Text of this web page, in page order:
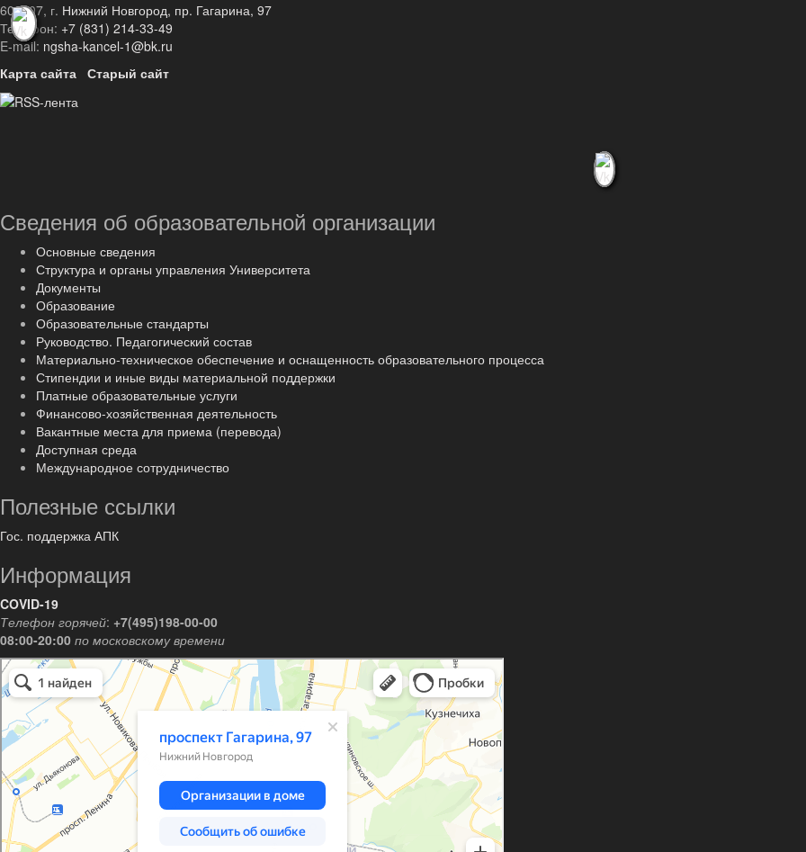
603107, г. Нижний Новгород, пр. Гагарина, 97
Телефон: +7 (831) 214-33-49
E-mail: ngsha-kancel-1@bk.ru
Карта сайта Старый сайт
Сведения об образовательной организации
Основные сведения
Структура и органы управления Университета
Документы
Образование
Образовательные стандарты
Руководство. Педагогический состав
Материально-техническое обеспечение и оснащенность образовательного процесса
Стипендии и иные виды материальной поддержки
Платные образовательные услуги
Финансово-хозяйственная деятельность
Вакантные места для приема (перевода)
Доступная среда
Международное сотрудничество
Полезные ссылки
Гос. поддержка АПК
Информация
COVID-19
Телефон горячей: +7(495)198-00-00
08:00-20:00 по московскому времени